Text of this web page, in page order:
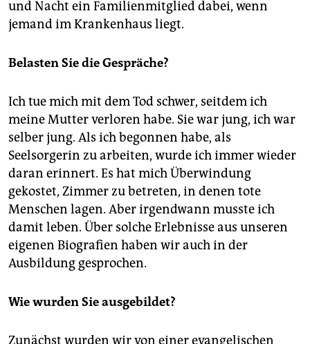
und Nacht ein Familienmitglied dabei, wenn
jemand im Krankenhaus liegt.
Belasten Sie die Gespräche?
Ich tue mich mit dem Tod schwer, seitdem ich
meine Mutter verloren habe. Sie war jung, ich war
selber jung. Als ich begonnen habe, als
Seelsorgerin zu arbeiten, wurde ich immer wieder
daran erinnert. Es hat mich Überwindung
gekostet, Zimmer zu betreten, in denen tote
Menschen lagen. Aber irgendwann musste ich
damit leben. Über solche Erlebnisse aus unseren
eigenen Biografien haben wir auch in der
Ausbildung gesprochen.
Wie wurden Sie ausgebildet?
Zunächst wurden wir von einer evangelischen